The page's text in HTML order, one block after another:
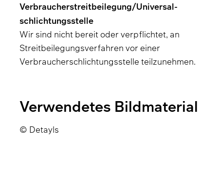
Verbraucher­streit­beilegung/Universal­
schlichtungs­stelle
Wir sind nicht bereit oder verpflichtet, an
Streitbeilegungsverfahren vor einer
Verbraucherschlichtungsstelle teilzunehmen.
Verwendetes Bildmaterial
© Detayls